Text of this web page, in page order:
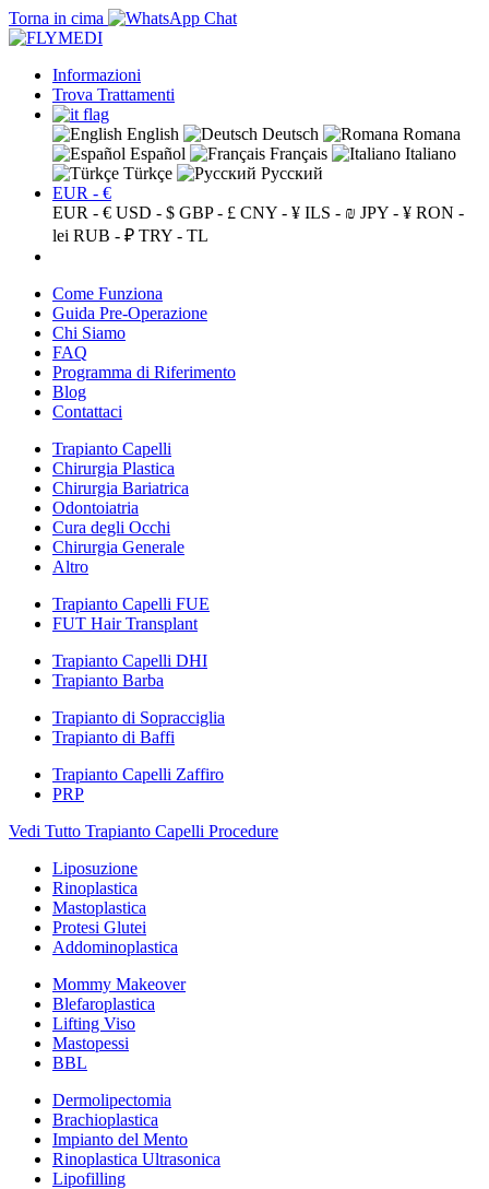
Torna in cima
Informazioni
Trova Trattamenti
English Deutsch
Romana
Español
Français
Italiano
Türkçe
Русский
EUR - €
EUR - € USD - $ GBP - £ CNY - ¥ ILS - ₪ JPY - ¥ RON -
lei RUB - ₽ TRY - TL
Come Funziona
Guida Pre-Operazione
Chi Siamo
FAQ
Programma di Riferimento
Blog
Contattaci
Trapianto Capelli
Chirurgia Plastica
Chirurgia Bariatrica
Odontoiatria
Cura degli Occhi
Chirurgia Generale
Altro
Trapianto Capelli FUE
FUT Hair Transplant
Trapianto Capelli DHI
Trapianto Barba
Trapianto di Sopracciglia
Trapianto di Baffi
Trapianto Capelli Zaffiro
PRP
Vedi Tutto Trapianto Capelli Procedure
Liposuzione
Rinoplastica
Mastoplastica
Protesi Glutei
Addominoplastica
Mommy Makeover
Blefaroplastica
Lifting Viso
Mastopessi
BBL
Dermolipectomia
Brachioplastica
Impianto del Mento
Rinoplastica Ultrasonica
Lipofilling